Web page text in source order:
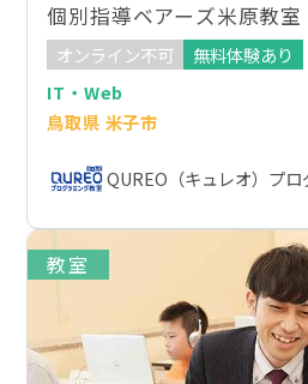
個別指導ベアーズ米原教室
オンライン不可
無料体験あり
IT・Web
鳥取県 米子市
QUREO（キュレオ）プ
教室